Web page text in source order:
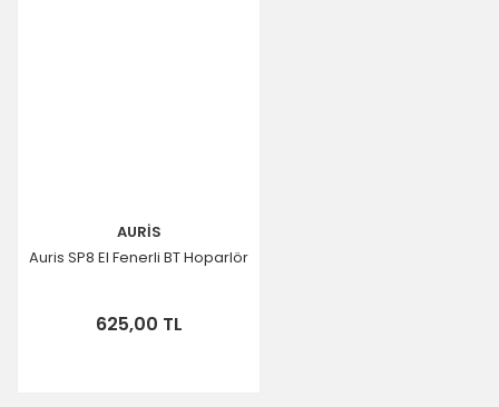
AURİS
Auris SP8 El Fenerli BT Hoparlör
625,00 TL